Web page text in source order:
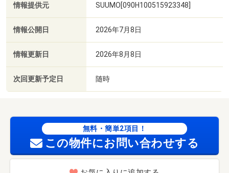
情報提供元 SUUMO[090H100515923348]
情報公開日 2026年7月8日
情報更新日 2026年8月8日
次回更新予定日 随時
無料・簡単2項目！
この物件にお問い合わせする